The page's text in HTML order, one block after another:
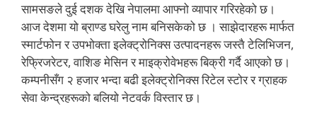
सामसङले दुई दशक देखि नेपालमा आफ्नो व्यापार गरिरहेको छ।
आज देशमा यो ब्राण्ड घरेलु नाम बनिसकेको छ । साझेदारहरू मार्फत
स्मार्टफोन र उपभोक्ता इलेक्ट्रोनिक्स उत्पादनहरू जस्तै टेलिभिजन,
रेफ्रिजरेटर, वाशिङ मेसिन र माइक्रोवेभहरू बिक्री गर्दै आएको छ।
कम्पनीसँग २ हजार भन्दा बढी इलेक्ट्रोनिक्स रिटेल स्टोर र ग्राहक
सेवा केन्द्रहरूको बलियो नेटवर्क विस्तार छ।